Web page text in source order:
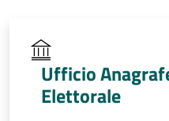
Ufficio
Elettorale